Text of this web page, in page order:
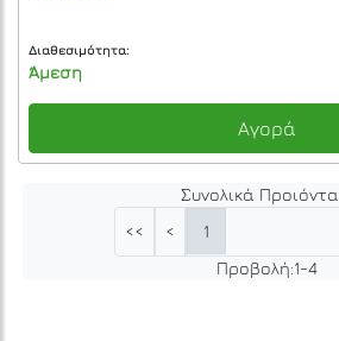
Διαθεσιμότητα:
Άμεση
Αγορά
Συνολικά
<<
< 1
Προβολή:1-4